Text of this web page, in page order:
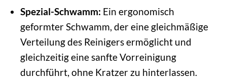
Spezial-Schwamm: Ein ergonomisch
geformter Schwamm, der eine gleichmäßige
Verteilung des Reinigers ermöglicht und
gleichzeitig eine sanfte Vorreinigung
durchführt, ohne Kratzer zu hinterlassen.